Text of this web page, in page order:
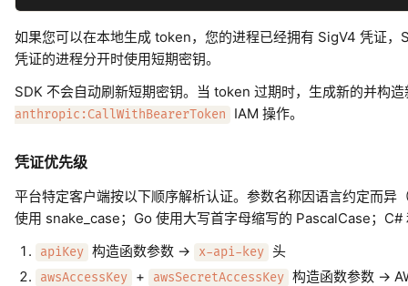
如果您可以在本地生成 token，您的进程已经拥有 SigV4 凭证
凭证的进程分开时使用短期密钥。
SDK 不会自动刷新短期密钥。当 token 过期时，生成新的并构
anthropic:CallWithBearerToken IAM 操作。
凭证优先级
平台特定客户端按以下顺序解析认证。参数名称因语言约定而
使用 snake_case；Go 使用大写首字母缩写的 PascalCase；
apiKey 构造函数参数 -> x-api-key 头
awsAccessKey + awsSecretAccessKey 构造函数参数 ->